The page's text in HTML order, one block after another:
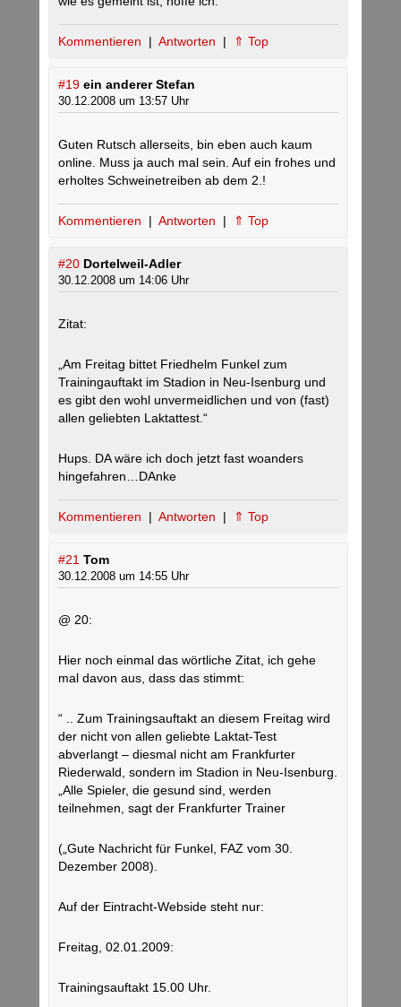
Kommentieren | Antworten | ⇑ Top
#19 ein anderer Stefan
30.12.2008 um 13:57 Uhr
Guten Rutsch allerseits, bin eben auch kaum
online. Muss ja auch mal sein. Auf ein frohes und
erholtes Schweinetreiben ab dem 2.!
Kommentieren | Antworten | ⇑ Top
#20 Dortelweil-Adler
30.12.2008 um 14:06 Uhr
Zitat:
„Am Freitag bittet Friedhelm Funkel zum
Trainingauftakt im Stadion in Neu-Isenburg und
es gibt den wohl unvermeidlichen und von (fast)
allen geliebten Laktattest.“
Hups. DA wäre ich doch jetzt fast woanders
hingefahren…DAnke
Kommentieren | Antworten | ⇑ Top
#21 Tom
30.12.2008 um 14:55 Uhr
@ 20:
Hier noch einmal das wörtliche Zitat, ich gehe
mal davon aus, dass das stimmt:
“ .. Zum Trainingsauftakt an diesem Freitag wird
der nicht von allen geliebte Laktat-Test
abverlangt – diesmal nicht am Frankfurter
Riederwald, sondern im Stadion in Neu-Isenburg.
„Alle Spieler, die gesund sind, werden
teilnehmen, sagt der Frankfurter Trainer
(„Gute Nachricht für Funkel, FAZ vom 30.
Dezember 2008).
Auf der Eintracht-Webside steht nur:
Freitag, 02.01.2009:
Trainingsauftakt 15.00 Uhr.